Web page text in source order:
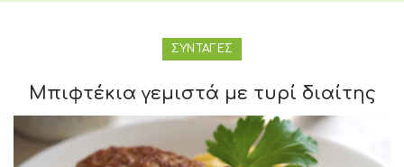
ΣΥΝΤΑΓΕΣ
Μπιφτέκια γεμιστά με τυρί διαίτης